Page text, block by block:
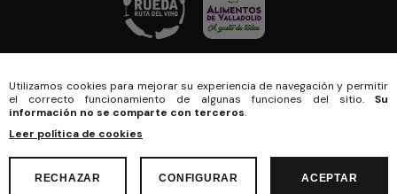
Cantidad:
ACCESIBILIDAD
Utilizamos cookies para mejorar su experiencia de navegación y permitir
el correcto funcionamiento de algunas funciones del sitio. Su
información no se comparte con terceros.
Leer política de cookies
RECHAZAR CONFIGURAR ACEPTAR